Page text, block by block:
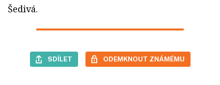
Šedivá.
SDÍLET ODEMKNOUT ZNÁMÉMU